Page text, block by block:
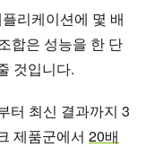
리케이션에 몇 배
합은 성능을 한 단
것입니다.
터 최신 결과까지 3
제품군에서 20배